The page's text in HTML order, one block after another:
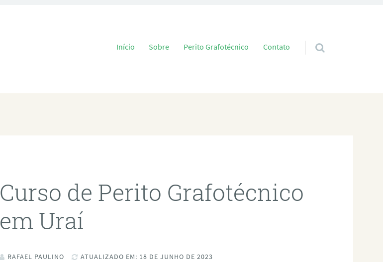
Pular para o conteúdo
Início Sobre Perito Grafotécnico Contato
Curso de Perito Grafotécnico
em Uraí
RAFAEL PAULINO
ATUALIZADO EM: 18 DE JUNHO DE 2023